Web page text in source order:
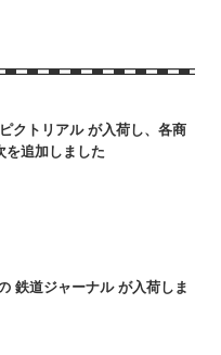
クトリアル が入荷し、各商
を追加しました
鉄道ジャーナル が入荷しま